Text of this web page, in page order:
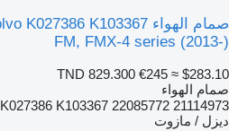
FM, FMX-4 series (2013-)
TND 829.300 €245 ≈ $283.10
صمام الهواء
K027386 K103367 22085772 21114973
ديزل / مازوت